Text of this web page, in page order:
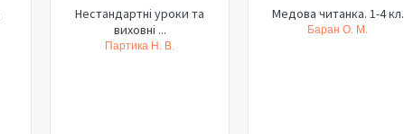
Нестандартні уроки та
виховні ...
Партика Н. В.
Медова читанка. 1-4 кл.
Баран О. М.